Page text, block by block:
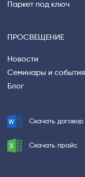
Паркет под ключ
ПРОСВЕЩЕНИЕ
Новости
Семинары и события
Блог
Скачать договор
Скачать прайс